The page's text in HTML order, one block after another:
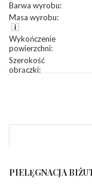
Barwa wyrobu:
Masa wyrobu:
Wykończenie
powierzchni:
Szerokość
obrączki:
INNE PARAMETRY
PIELĘGNACJA